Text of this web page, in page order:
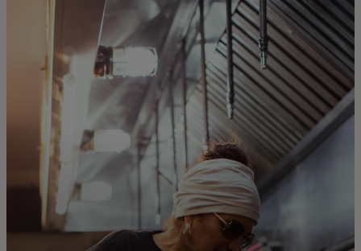
Zate
Za podjetja
Za svet
Za inovatorje
Novice in trendi